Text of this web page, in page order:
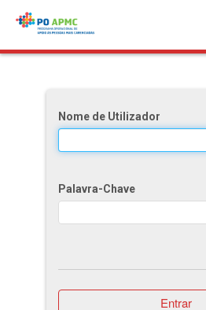
Saltar para o conteúdo
Nome de Utilizador
Palavra-Chave
Entrar